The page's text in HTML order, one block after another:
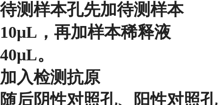
待测样本孔先加待测样本
10μL，再加样本稀释液
40μL。
加入检测抗原
随后阴性对照孔、阳性对照孔